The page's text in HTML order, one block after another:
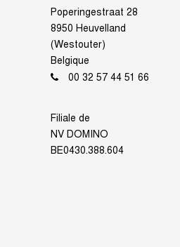
Poperingestraat 28
8950 Heuvelland
(Westouter)
Belgique
00 32 57 44 51 66
Filiale de
NV DOMINO
BE0430.388.604